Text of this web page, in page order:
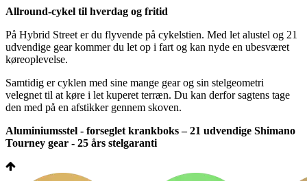
Allround-cykel til hverdag og fritid
På Hybrid Street er du flyvende på cykelstien. Med let alustel og 21
udvendige gear kommer du let op i fart og kan nyde en ubesværet
køreoplevelse.
Samtidig er cyklen med sine mange gear og sin stelgeometri
velegnet til at køre i let kuperet terræn. Du kan derfor sagtens tage
den med på en afstikker gennem skoven.
Aluminiumsstel - forseglet krankboks – 21 udvendige Shimano
Tourney gear - 25 års stelgaranti